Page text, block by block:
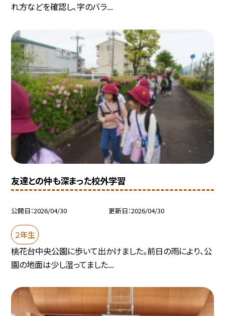
れ方などを確認し、字のバラ...
友達との仲も深まった校外学習
公開日 2026/04/30 更新日 2026/04/30
２年生
桃花台中央公園に歩いて出かけました。前日の雨により、公
園の地面は少し湿ってました...